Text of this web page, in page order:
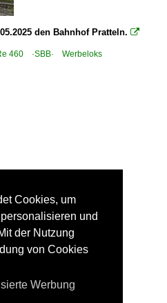
den Bahnhof Pratteln. 
460 ·SBB· Werbeloks
Cookies, um
und
der Nutzung
von Cookies
Werbung